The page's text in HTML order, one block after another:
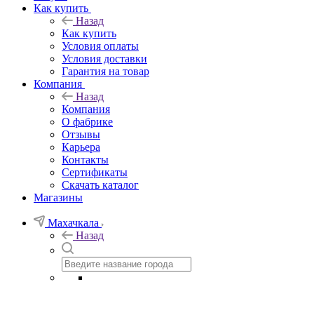
Как купить
Назад
Как купить
Условия оплаты
Условия доставки
Гарантия на товар
Компания
Назад
Компания
О фабрике
Отзывы
Карьера
Контакты
Сертификаты
Скачать каталог
Магазины
Махачкала
Назад